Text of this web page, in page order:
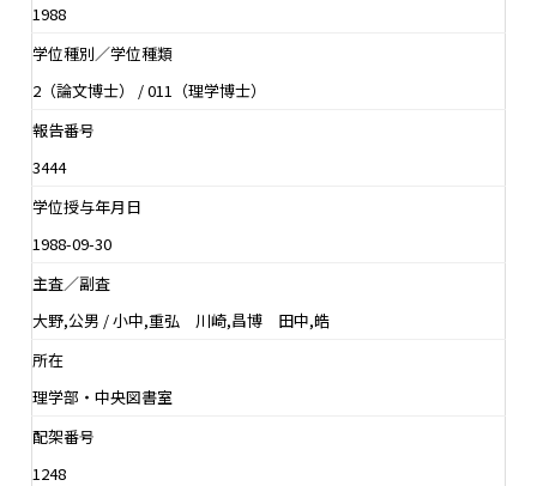
1988
学位種別／学位種類
2（論文博士） / 011（理学博士）
報告番号
3444
学位授与年月日
1988-09-30
主査／副査
大野,公男 / 小中,重弘 川崎,昌博 田中,皓
所在
理学部・中央図書室
配架番号
1248